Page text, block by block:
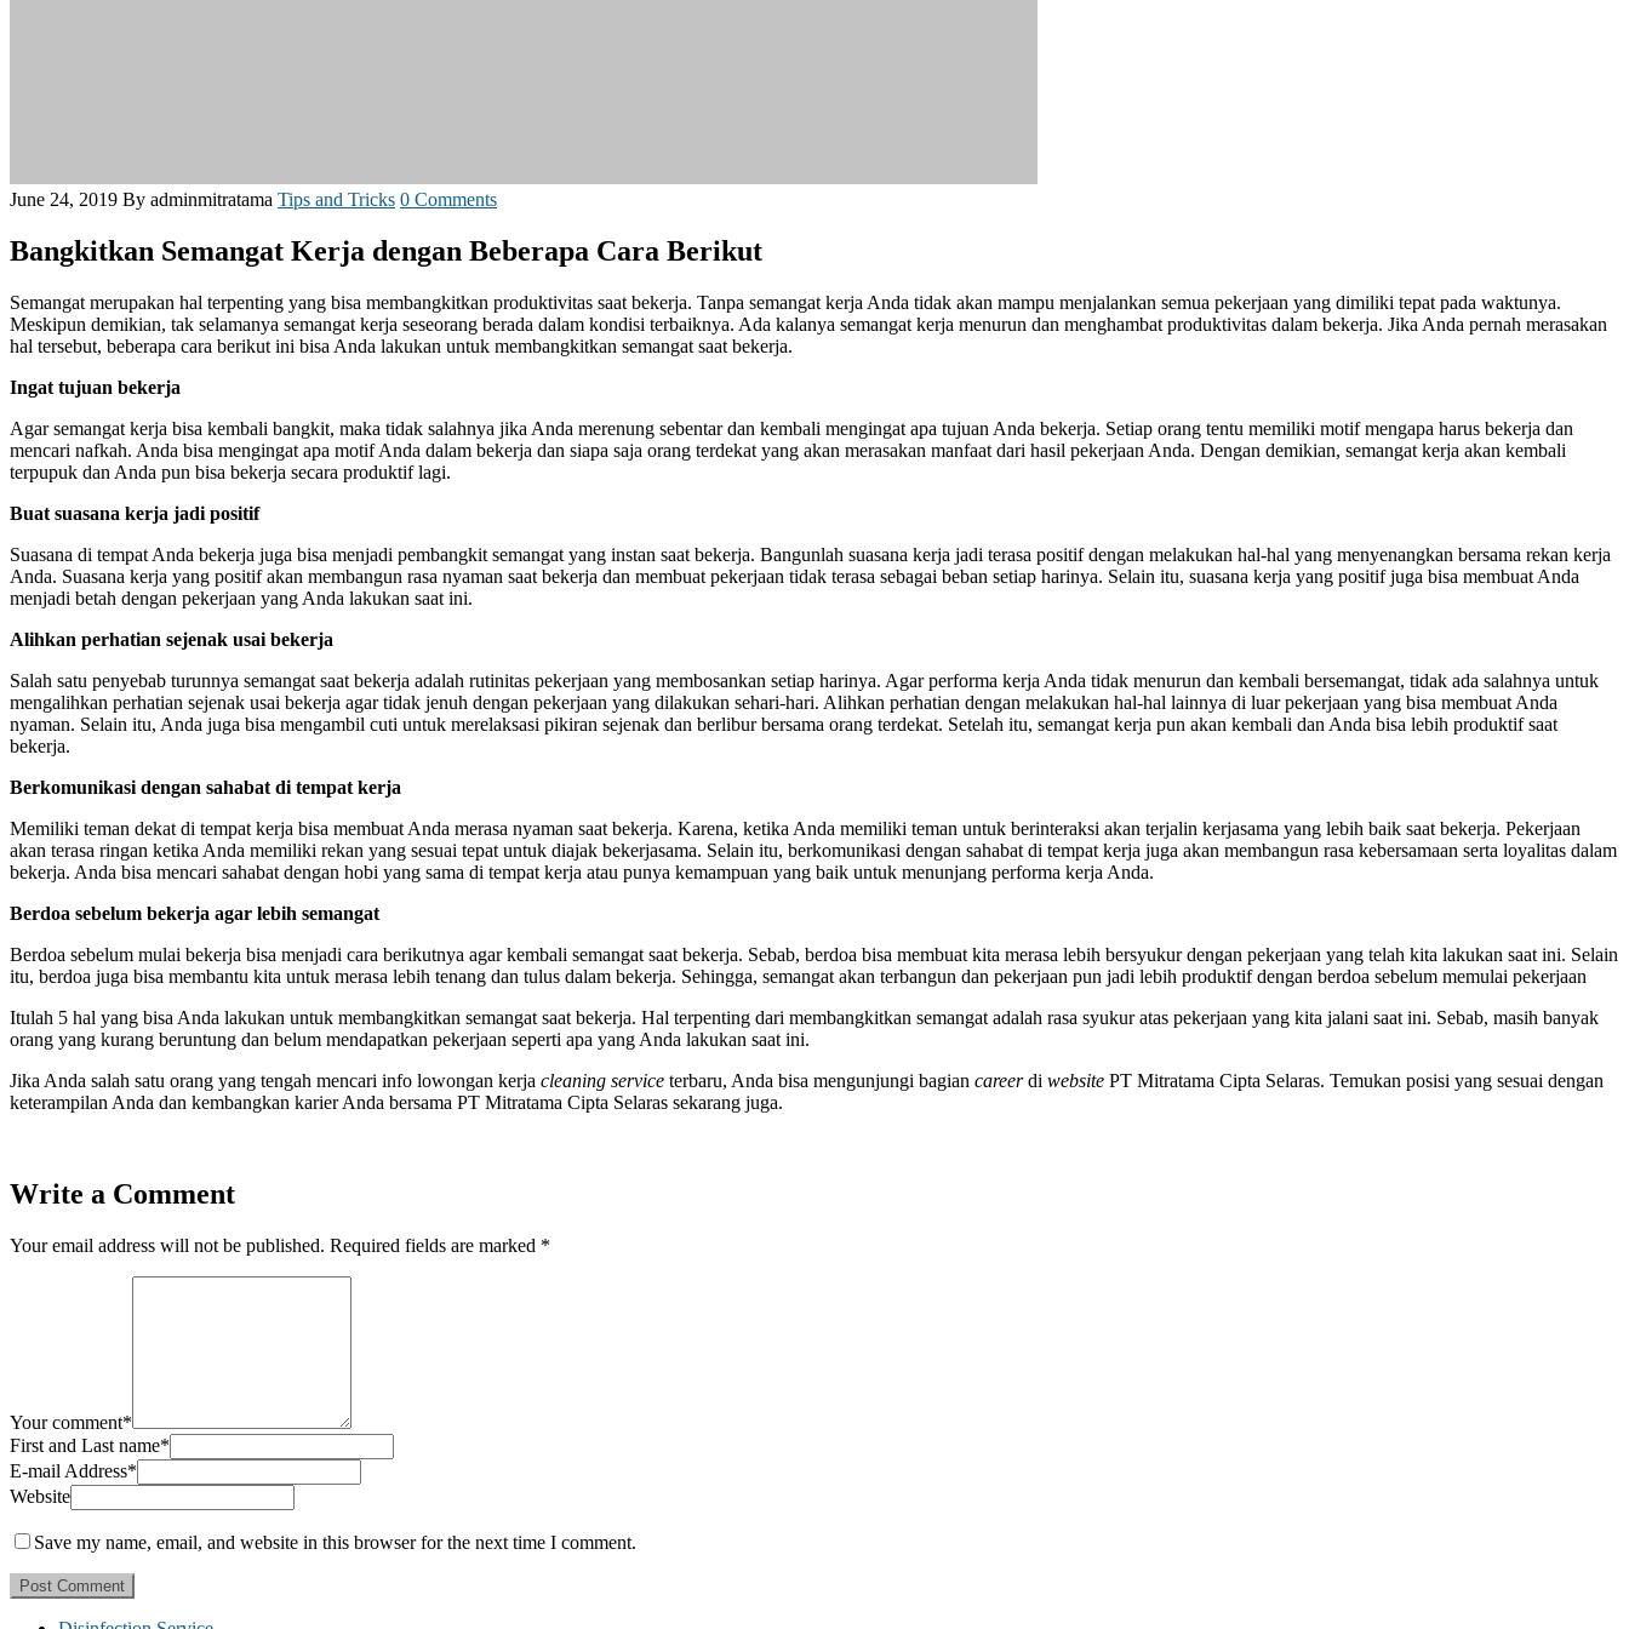
June 24, 2019 By adminmitratama Tips and Tricks 0 Comments
Bangkitkan Semangat Kerja dengan Beberapa Cara Berikut
Semangat merupakan hal terpenting yang bisa membangkitkan produktivitas saat bekerja. Tanpa semangat kerja Anda tidak akan mampu menjalankan semua pekerjaan yang dimiliki tepat pada waktunya.
Meskipun demikian, tak selamanya semangat kerja seseorang berada dalam kondisi terbaiknya. Ada kalanya semangat kerja menurun dan menghambat produktivitas dalam bekerja. Jika Anda pernah merasakan
hal tersebut, beberapa cara berikut ini bisa Anda lakukan untuk membangkitkan semangat saat bekerja.
Ingat tujuan bekerja
Agar semangat kerja bisa kembali bangkit, maka tidak salahnya jika Anda merenung sebentar dan kembali mengingat apa tujuan Anda bekerja. Setiap orang tentu memiliki motif mengapa harus bekerja dan
mencari nafkah. Anda bisa mengingat apa motif Anda dalam bekerja dan siapa saja orang terdekat yang akan merasakan manfaat dari hasil pekerjaan Anda. Dengan demikian, semangat kerja akan kembali
terpupuk dan Anda pun bisa bekerja secara produktif lagi.
Buat suasana kerja jadi positif
Suasana di tempat Anda bekerja juga bisa menjadi pembangkit semangat yang instan saat bekerja. Bangunlah suasana kerja jadi terasa positif dengan melakukan hal-hal yang menyenangkan bersama rekan kerja
Anda. Suasana kerja yang positif akan membangun rasa nyaman saat bekerja dan membuat pekerjaan tidak terasa sebagai beban setiap harinya. Selain itu, suasana kerja yang positif juga bisa membuat Anda
menjadi betah dengan pekerjaan yang Anda lakukan saat ini.
Alihkan perhatian sejenak usai bekerja
Salah satu penyebab turunnya semangat saat bekerja adalah rutinitas pekerjaan yang membosankan setiap harinya. Agar performa kerja Anda tidak menurun dan kembali bersemangat, tidak ada salahnya untuk
mengalihkan perhatian sejenak usai bekerja agar tidak jenuh dengan pekerjaan yang dilakukan sehari-hari. Alihkan perhatian dengan melakukan hal-hal lainnya di luar pekerjaan yang bisa membuat Anda
nyaman. Selain itu, Anda juga bisa mengambil cuti untuk merelaksasi pikiran sejenak dan berlibur bersama orang terdekat. Setelah itu, semangat kerja pun akan kembali dan Anda bisa lebih produktif saat
bekerja.
Berkomunikasi dengan sahabat di tempat kerja
Memiliki teman dekat di tempat kerja bisa membuat Anda merasa nyaman saat bekerja. Karena, ketika Anda memiliki teman untuk berinteraksi akan terjalin kerjasama yang lebih baik saat bekerja. Pekerjaan
akan terasa ringan ketika Anda memiliki rekan yang sesuai tepat untuk diajak bekerjasama. Selain itu, berkomunikasi dengan sahabat di tempat kerja juga akan membangun rasa kebersamaan serta loyalitas dalam
bekerja. Anda bisa mencari sahabat dengan hobi yang sama di tempat kerja atau punya kemampuan yang baik untuk menunjang performa kerja Anda.
Berdoa sebelum bekerja agar lebih semangat
Berdoa sebelum mulai bekerja bisa menjadi cara berikutnya agar kembali semangat saat bekerja. Sebab, berdoa bisa membuat kita merasa lebih bersyukur dengan pekerjaan yang telah kita lakukan saat ini. Selain
itu, berdoa juga bisa membantu kita untuk merasa lebih tenang dan tulus dalam bekerja. Sehingga, semangat akan terbangun dan pekerjaan pun jadi lebih produktif dengan berdoa sebelum memulai pekerjaan
Itulah 5 hal yang bisa Anda lakukan untuk membangkitkan semangat saat bekerja. Hal terpenting dari membangkitkan semangat adalah rasa syukur atas pekerjaan yang kita jalani saat ini. Sebab, masih banyak
orang yang kurang beruntung dan belum mendapatkan pekerjaan seperti apa yang Anda lakukan saat ini.
Jika Anda salah satu orang yang tengah mencari info lowongan kerja cleaning service terbaru, Anda bisa mengunjungi bagian careerdi website PT Mitratama Cipta Selaras. Temukan posisi yang sesuai dengan
keterampilan Anda dan kembangkan karier Anda bersama PT Mitratama Cipta Selaras sekarang juga.
Write a Comment
Your email address will not be published. Required fields are marked *
Your comment*
First and Last name*
E-mail Address*
Website
Save my name, email, and website in this browser for the next time I comment.